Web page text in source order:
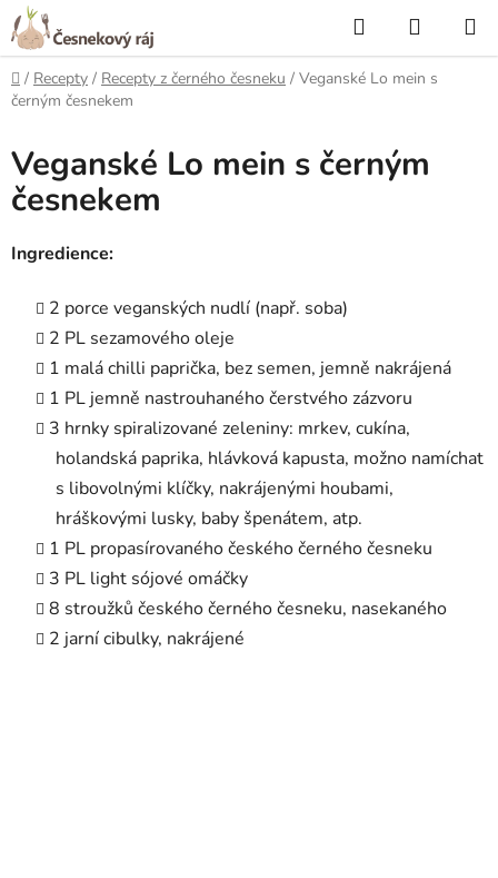
Přejít
na
obsah
Hledat
KOŠÍK
Domů
/ Recepty / Recepty z černého česneku / Veganské Lo mein s
černým česnekem
Veganské Lo mein s černým
česnekem
Ingredience:
2 porce veganských nudlí (např. soba)
2 PL sezamového oleje
1 malá chilli paprička, bez semen, jemně nakrájená
1 PL jemně nastrouhaného čerstvého zázvoru
3 hrnky spiralizované zeleniny: mrkev, cukína,
holandská paprika, hlávková kapusta, možno namíchat
s libovolnými klíčky, nakrájenými houbami,
hráškovými lusky, baby špenátem, atp.
1 PL propasírovaného českého černého česneku
3 PL light sójové omáčky
8 stroužků českého černého česneku, nasekaného
2 jarní cibulky, nakrájené